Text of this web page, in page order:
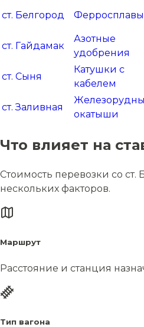
ст. Белгород Ферросплавы
ст. Гайдамак
Азотные
удобрения
ст. Сыня
Катушки с
кабелем
ст. Заливная
окатыши
Что влияет на
Стоимость перевозки со ст.
нескольких факторов.
Маршрут
Расстояние и станция
Тип вагона